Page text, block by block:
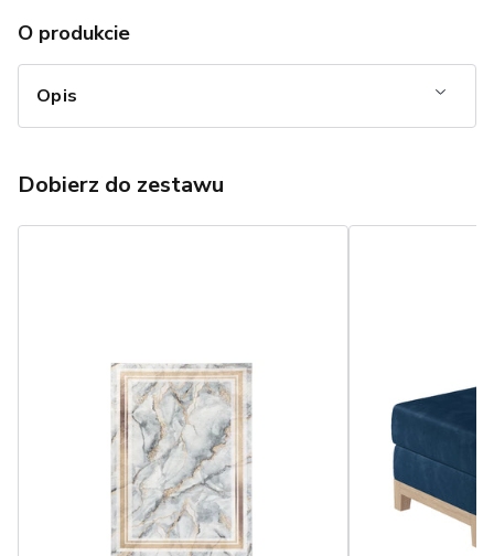
O produkcie
Opis
Dobierz do zestawu